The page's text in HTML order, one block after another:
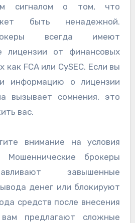
сигналом о том, что
быть ненадежной.
всегда имеют
лицензии от финансовых
как FCA или CySEC. Если вы
информацию о лицензии
вызывает сомнения, это
вас.
внимание на условия
Мошеннические брокеры
завышенные
денег или блокируют
средств после внесения
предлагают сложные